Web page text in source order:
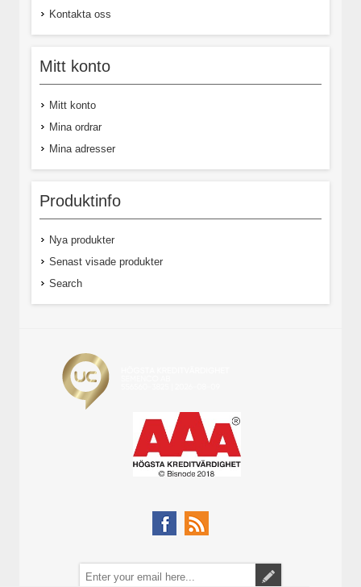
Kontakta oss
Mitt konto
Mitt konto
Mina ordrar
Mina adresser
Produktinfo
Nya produkter
Senast visade produkter
Search